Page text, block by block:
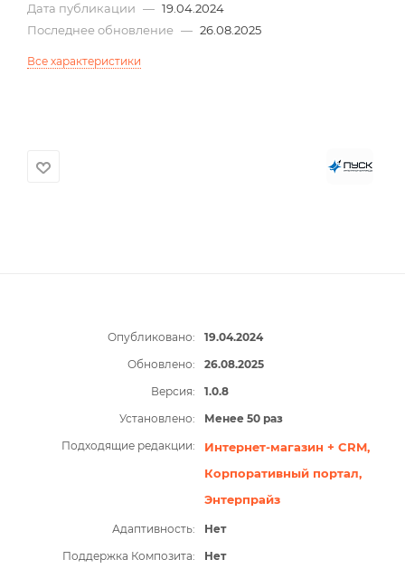
Дата публикации — 19.04.2024
Последнее обновление — 26.08.2025
Все характеристики
Опубликовано:
19.04.2024
Обновлено:
26.08.2025
Версия:
1.0.8
Установлено:
Менее 50 раз
Подходящие редакции:
Интернет-магазин + CRM,
Корпоративный портал,
Энтерпрайз
Адаптивность:
Нет
Поддержка Композита:
Нет